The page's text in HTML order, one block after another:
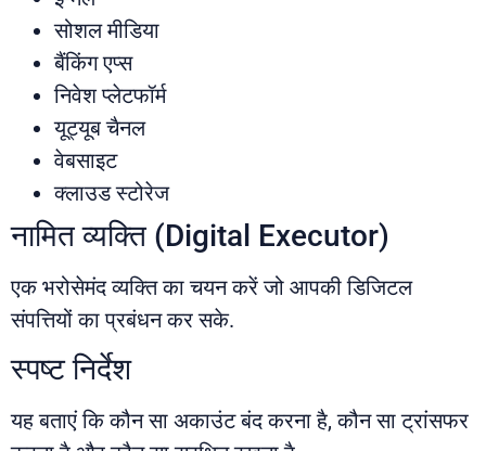
सोशल मीडिया
बैंकिंग एप्स
निवेश प्लेटफॉर्म
यूट्यूब चैनल
वेबसाइट
क्लाउड स्टोरेज
नामित व्यक्ति (Digital Executor)
एक भरोसेमंद व्यक्ति का चयन करें जो आपकी डिजिटल
संपत्तियों का प्रबंधन कर सके.
स्पष्ट निर्देश
यह बताएं कि कौन सा अकाउंट बंद करना है, कौन सा ट्रांसफर